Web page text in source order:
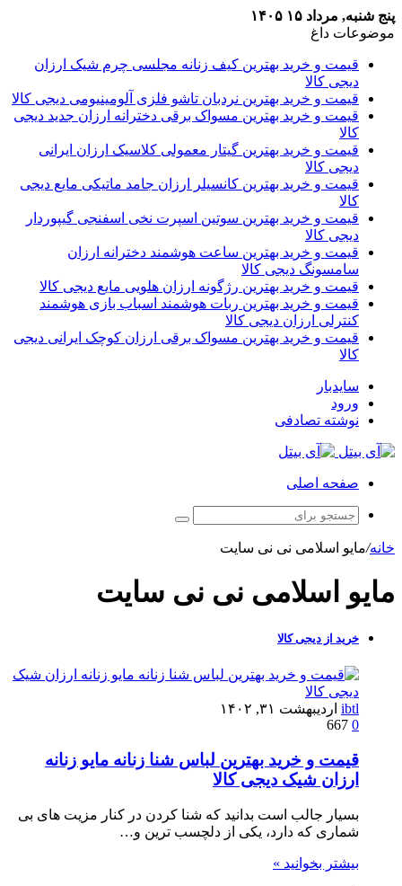
پنج شنبه, مرداد ۱۵ ۱۴۰۵
موضوعات داغ
قیمت و خرید بهترین کیف زنانه مجلسی چرم شیک ارزان
دیجی کالا
قیمت و خرید بهترین نردبان تاشو فلزی آلومینیومی دیجی کالا
قیمت و خرید بهترین مسواک برقی دخترانه ارزان جدید دیجی
کالا
قیمت و خرید بهترین گیتار معمولی کلاسیک ارزان ایرانی
دیجی کالا
قیمت و خرید بهترین کانسیلر ارزان جامد ماتیکی مایع دیجی
کالا
قیمت و خرید بهترین سوتین اسپرت نخی اسفنجی گیپوردار
دیجی کالا
قیمت و خرید بهترین ساعت هوشمند دخترانه ارزان
سامسونگ دیجی کالا
قیمت و خرید بهترین رژگونه ارزان هلویی مایع دیجی کالا
قیمت و خرید بهترین ربات هوشمند اسباب بازی هوشمند
کنترلی ارزان دیجی کالا
قیمت و خرید بهترین مسواک برقی ارزان کوچک ایرانی دیجی
کالا
سایدبار
ورود
نوشته تصادفی
صفحه اصلی
خانه/مایو اسلامی نی نی سایت
مایو اسلامی نی نی سایت
خرید از دیجی کالا
ibtl اردیبهشت ۳۱, ۱۴۰۲
0
قیمت و خرید بهترین لباس شنا زنانه مایو زنانه
ارزان شیک دیجی کالا
بسیار جالب است بدانید که شنا کردن در کنار مزیت های بی
شماری که دارد، یکی از دلچسب ترین و…
بیشتر بخوانید »